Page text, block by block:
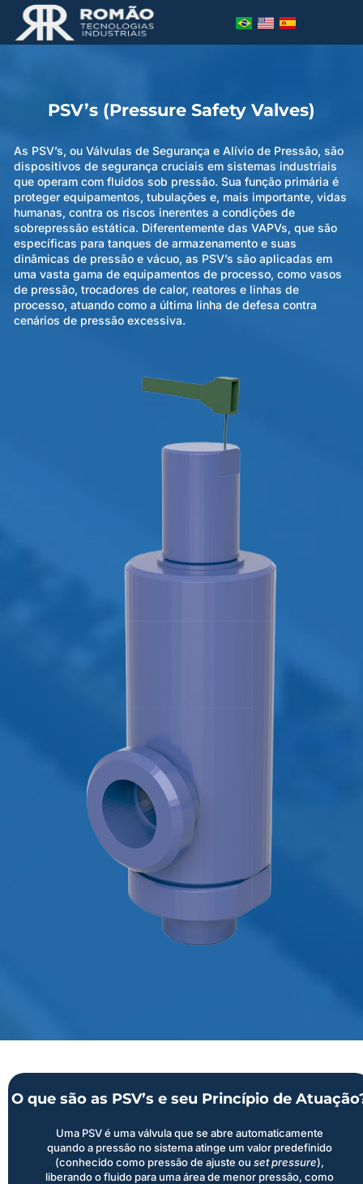
PSV’s (Pressure Safety Valves)
As PSV’s, ou Válvulas de Segurança e Alívio de Pressão, são
dispositivos de segurança cruciais em sistemas industriais
que operam com fluidos sob pressão. Sua função primária é
proteger equipamentos, tubulações e, mais importante, vidas
humanas, contra os riscos inerentes a condições de
sobrepressão estática. Diferentemente das VAPVs, que são
específicas para tanques de armazenamento e suas
dinâmicas de pressão e vácuo, as PSV’s são aplicadas em
uma vasta gama de equipamentos de processo, como vasos
de pressão, trocadores de calor, reatores e linhas de
processo, atuando como a última linha de defesa contra
cenários de pressão excessiva.
O que são as PSV’s e seu Princípio de
Uma PSV é uma válvula que se abre automaticamente
quando a pressão no sistema atinge um valor predefinido
(conhecido como pressão de ajuste ou set pressure),
liberando o fluido para uma área de menor pressão, como